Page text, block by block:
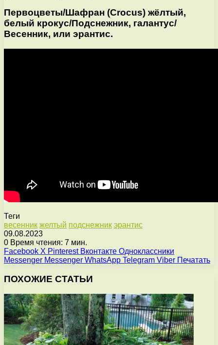
Первоцветы/Шафран (Crocus) жёлтый,
белый крокус/Подснежник, галантус/
Весенник, или эрантис.
Теги
весенник желтый подснежник эрантис
09.08.2023
0 Время чтения: 7 мин.
Facebook X Pinterest Вконтакте Одноклассники
Messenger Messenger WhatsApp Telegram Viber Печатать
ПОХОЖИЕ СТАТЬИ